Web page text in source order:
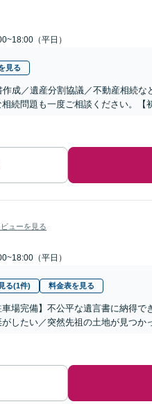
（平日）
見る
作成／遺産分割協議／不動産相続
続問題も一度ご相談ください。【
ューを見る
（平日）
る(1件) 料金表を見る
車場完備】不公平な遺言書に納得
したい／突然先祖の土地が見つ